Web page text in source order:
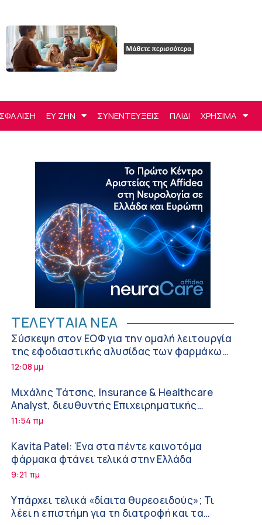
ΕΥ ΖΗΝ ΣΥΝΕΝΤΕΥΞΕΙΣ ΠΑΙΔΙ ΧΡΗΣΙΜΑ
ΤΕΛΕΥΤΑΙΑ ΝΕΑ
Σύσκεψη στον ΕΟΦ για την ομαλή λειτουργία
της εφοδιαστικής αλυσίδας των φαρμάκων
στη διάρκεια του καλοκαιριού
12:08 μμ
Μιχάλης Τάτσης, Insurance & Healthcare
Analyst, διευθυντής Επιχειρηματικής
Ανάπτυξης Ομίλου HHG
11:54 πμ
Kavita Patel: Ένα στα πέντε καινοτόμα
φάρμακα φτάνει τελικά στην Ελλάδα
9:21 πμ
Υπάρχει τελικά «δίαιτα θυρεοειδούς»; Τι
λέει η επιστήμη για τη διατροφή και τα